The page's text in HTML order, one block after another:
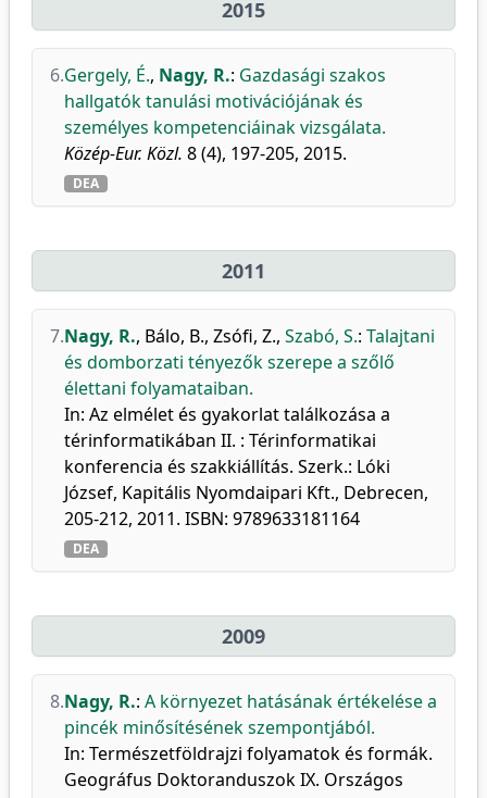
2015
6.Gergely, É., Nagy, R.: Gazdasági szakos
hallgatók tanulási motivációjának és
személyes kompetenciáinak vizsgálata.
Közép-Eur. Közl. 8 (4), 197-205, 2015.
DEA
2011
7.Nagy, R., Bálo, B., Zsófi, Z., Szabó, S.: Talajtani
és domborzati tényezők szerepe a szőlő
élettani folyamataiban.
In: Az elmélet és gyakorlat találkozása a
térinformatikában II. : Térinformatikai
konferencia és szakkiállítás. Szerk.: Lóki
József, Kapitális Nyomdaipari Kft., Debrecen,
205-212, 2011. ISBN: 9789633181164
DEA
2009
8.Nagy, R.: A környezet hatásának értékelése a
pincék minősítésének szempontjából.
In: Természetföldrajzi folyamatok és formák.
Geográfus Doktoranduszok IX. Országos